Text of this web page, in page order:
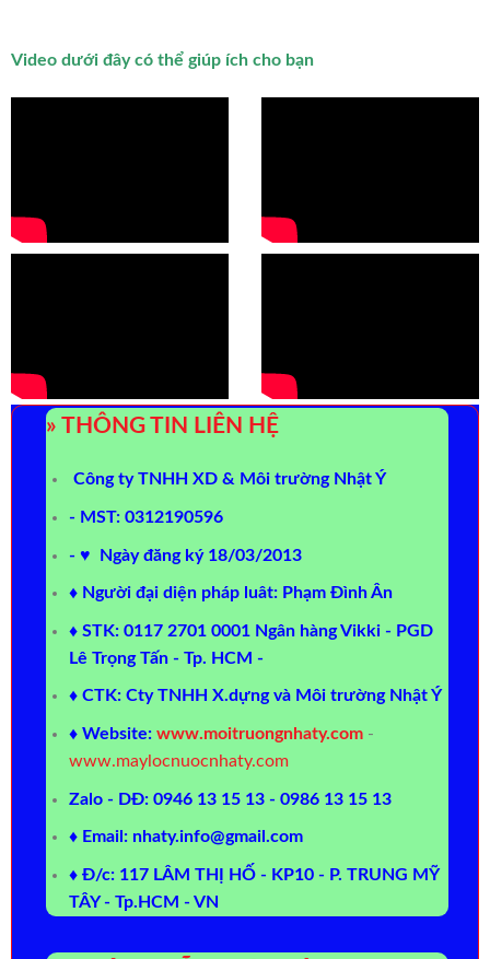
Video dưới đây có thể giúp ích cho bạn
» THÔNG TIN LIÊN HỆ
Công ty TNHH XD & Môi trường Nhật Ý
- MST: 0312190596
- ♥ Ngày đăng ký 18/03/2013
♦ Người đại diện pháp luât: Phạm Đình Ân
♦ STK: 0117 2701 0001 Ngân hàng Vikki - PGD
Lê Trọng Tấn - Tp. HCM -
♦ CTK: Cty TNHH X.dựng và Môi trường Nhật Ý
♦ Website: www.moitruongnhaty.com -
www.maylocnuocnhaty.com
Zalo - DĐ: 0946 13 15 13 - 0986 13 15 13
♦ Email: nhaty.info@gmail.com
♦ Đ/c: 117 LÂM THỊ HỐ - KP10 - P. TRUNG MỸ
TÂY - Tp.HCM - VN